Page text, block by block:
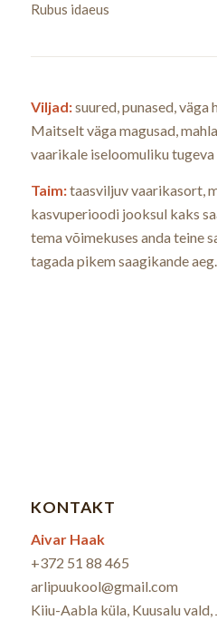
Rubus idaeus
Viljad:suured, punased, väga
Maitselt väga magusad,
vaarikale iseloomuliku tugeva
Taim:taasviljuv vaarikasort,
kasvuperioodi jooksul kaks
tema võimekuses anda teine
tagada pikem saagikande aeg.
KONTAKT
Aivar Haak
+372 51 88 465
arlipuukool@gmail.com
Kiiu-Aabla küla, Kuusalu